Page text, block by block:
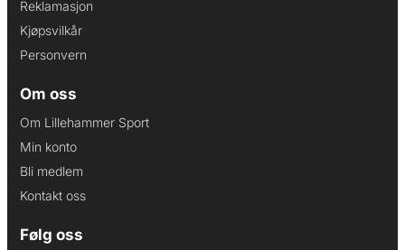
Reklamasjon
Kjøpsvilkår
Personvern
Om oss
Om Lillehammer Sport
Min konto
Bli medlem
Kontakt oss
Følg oss